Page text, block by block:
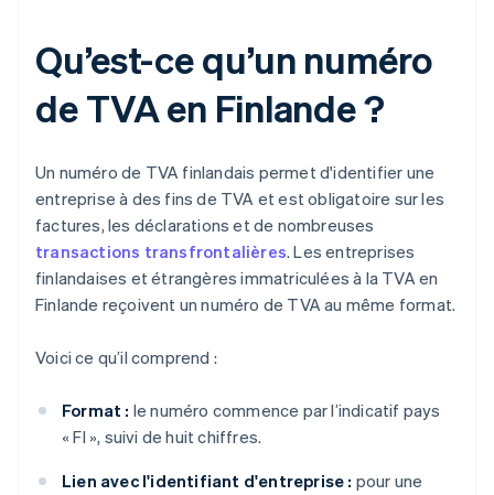
Qu’est-ce qu’un numéro
de TVA en Finlande ?
Un numéro de TVA finlandais permet d'identifier une
entreprise à des fins de TVA et est obligatoire sur les
factures, les déclarations et de nombreuses
transactions transfrontalières. Les entreprises
finlandaises et étrangères immatriculées à la TVA en
Finlande reçoivent un numéro de TVA au même format.
Voici ce qu’il comprend :
Format : le numéro commence par l’indicatif pays
« FI », suivi de huit chiffres.
Lien avec l'identifiant d'entreprise : pour une